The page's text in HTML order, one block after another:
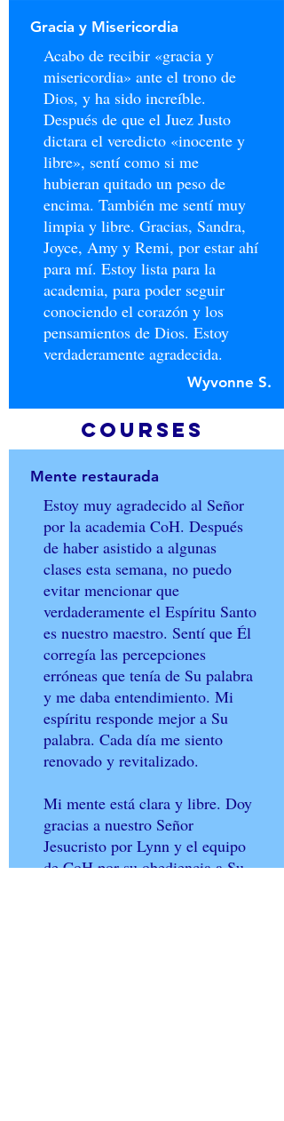
Gracia y Misericordia
Acabo de recibir «gracia y
misericordia» ante el trono de
Dios, y ha sido increíble.
Después de que el Juez Justo
dictara el veredicto «inocente y
libre», sentí como si me
hubieran quitado un peso de
encima. También me sentí muy
limpia y libre. Gracias, Sandra,
Joyce, Amy y Remi, por estar ahí
para mí. Estoy lista para la
academia, para poder seguir
conociendo el corazón y los
pensamientos de Dios. Estoy
verdaderamente agradecida.
Wyvonne S.
COURSES
Mente restaurada
Estoy muy agradecido al Señor
por la academia CoH. Después
de haber asistido a algunas
clases esta semana, no puedo
evitar mencionar que
verdaderamente el Espíritu Santo
es nuestro maestro. Sentí que Él
corregía las percepciones
erróneas que tenía de Su palabra
y me daba entendimiento. Mi
espíritu responde mejor a Su
palabra. Cada día me siento
renovado y revitalizado.
Mi mente está clara y libre. Doy
gracias a nuestro Señor
Jesucristo por Lynn y el equipo
de CoH por su obediencia a Su